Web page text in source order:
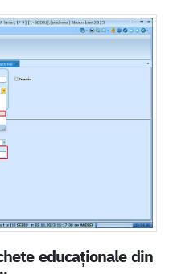
educaționale din